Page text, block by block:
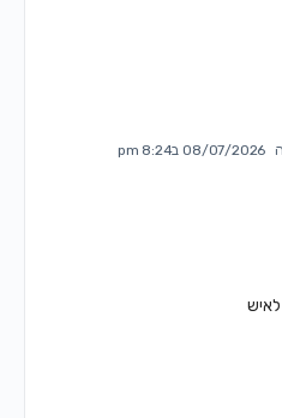
08/07/2026 ב8:24 pm